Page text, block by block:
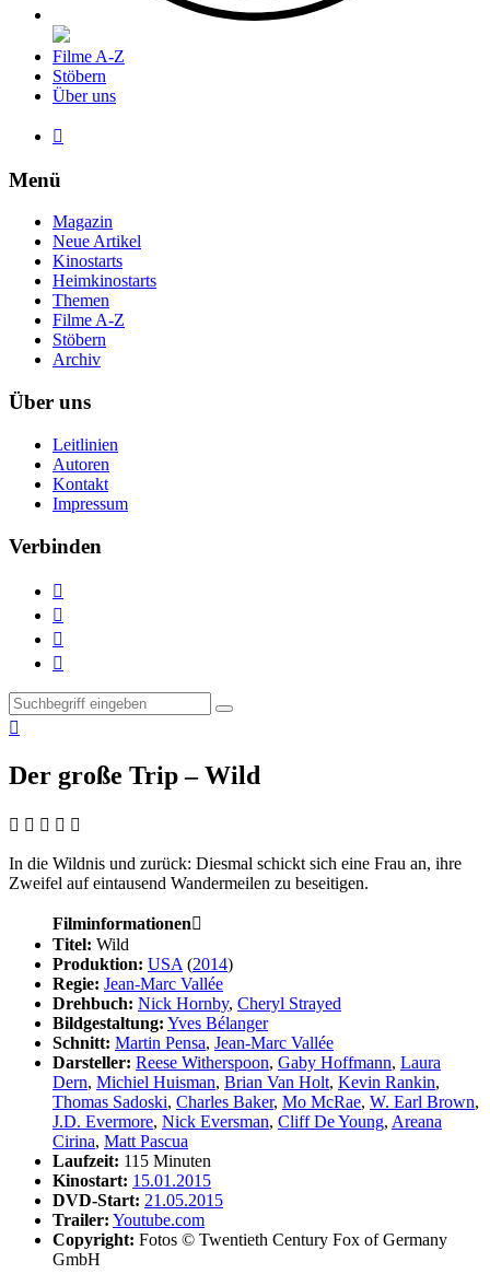
Filme A-Z
Stöbern
Über uns

Menü
Magazin
Neue Artikel
Kinostarts
Heimkinostarts
Themen
Filme A-Z
Stöbern
Archiv
Über uns
Leitlinien
Autoren
Kontakt
Impressum
Verbinden





Der große Trip – Wild
    
In die Wildnis und zurück: Diesmal schickt sich eine Frau an, ihre
Zweifel auf eintausend Wandermeilen zu beseitigen.
Filminformationen
Titel: Wild
Produktion: USA (2014)
Regie: Jean-Marc Vallée
Drehbuch: Nick Hornby, Cheryl Strayed
Bildgestaltung: Yves Bélanger
Schnitt: Martin Pensa, Jean-Marc Vallée
Darsteller: Reese Witherspoon, Gaby Hoffmann, Laura
Dern, Michiel Huisman, Brian Van Holt, Kevin Rankin,
Thomas Sadoski, Charles Baker, Mo McRae, W. Earl Brown,
J.D. Evermore, Nick Eversman, Cliff De Young, Areana
Cirina, Matt Pascua
Laufzeit: 115 Minuten
Kinostart: 15.01.2015
DVD-Start: 21.05.2015
Trailer: Youtube.com
Copyright: Fotos © Twentieth Century Fox of Germany
GmbH